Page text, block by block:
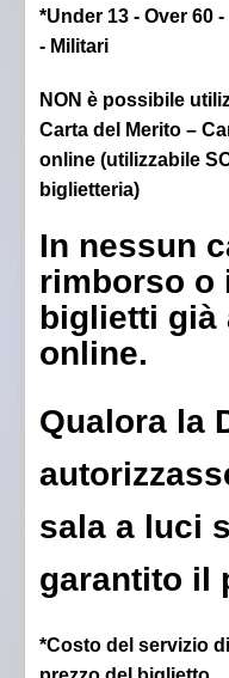
*Under 13 - Over 60
- Militari
NON è possibile
Carta del Merito –
online (utilizzabile
biglietteria)
In nessun
rimborso o
biglietti già
online.
Qualora la
sala a luci
garantito il
*Costo del servizio